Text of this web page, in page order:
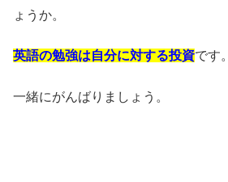
ょうか。
英語の勉強は自分に対する投資です。
一緒にがんばりましょう。